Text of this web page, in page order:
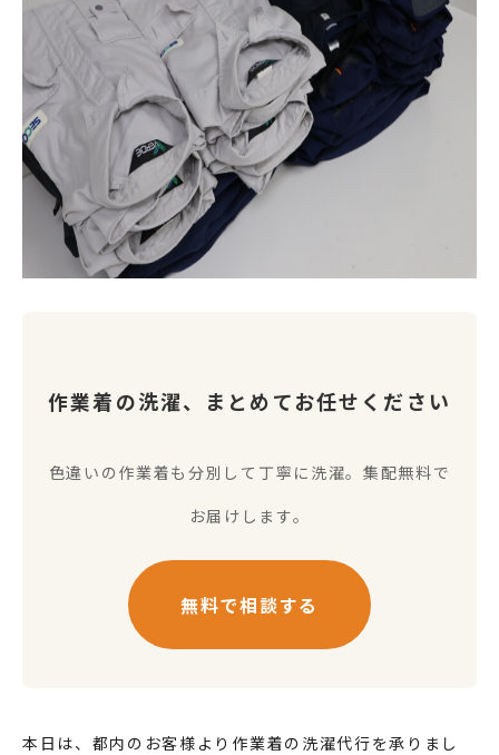
作業着の洗濯、まとめてお任せください
色違いの作業着も分別して丁寧に洗濯。集配無料で
お届けします。
無料で相談する
本日は、都内のお客様より作業着の洗濯代行を承りまし